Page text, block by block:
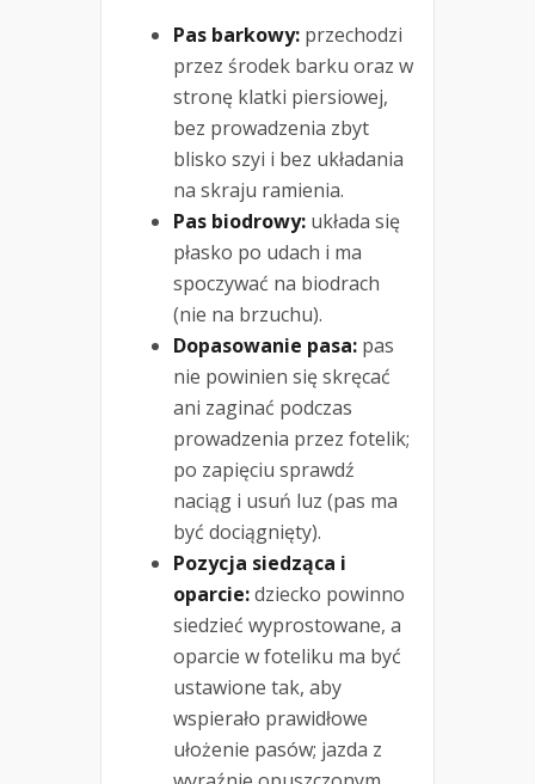
Pas barkowy: przechodzi
przez środek barku oraz w
stronę klatki piersiowej,
bez prowadzenia zbyt
blisko szyi i bez układania
na skraju ramienia.
Pas biodrowy: układa się
płasko po udach i ma
spoczywać na biodrach
(nie na brzuchu).
Dopasowanie pasa: pas
nie powinien się skręcać
ani zaginać podczas
prowadzenia przez fotelik;
po zapięciu sprawdź
naciąg i usuń luz (pas ma
być dociągnięty).
Pozycja siedząca i
oparcie:dziecko powinno
siedzieć wyprostowane, a
oparcie w foteliku ma być
ustawione tak, aby
wspierało prawidłowe
ułożenie pasów; jazda z